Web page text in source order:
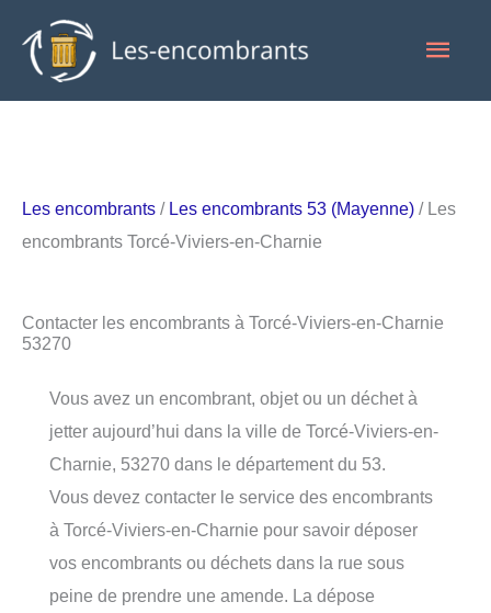
contenu
Les encombrants / Les encombrants 53 (Mayenne) / Les
encombrants Torcé-Viviers-en-Charnie
Contacter les encombrants à Torcé-Viviers-en-Charnie
53270
Vous avez un encombrant, objet ou un déchet à
jetter aujourd’hui dans la ville de Torcé-Viviers-en-
Charnie, 53270 dans le département du 53.
Vous devez contacter le service des encombrants
à Torcé-Viviers-en-Charnie pour savoir déposer
vos encombrants ou déchets dans la rue sous
peine de prendre une amende. La dépose